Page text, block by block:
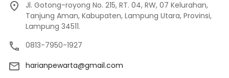
Jl. Gotong-royong No. 215, RT. 04, RW, 07 Kelurahan,
Tanjung Aman, Kabupaten, Lampung Utara, Provinsi,
Lampung 34511.
0813-7950-1927
harianpewarta@gmail.com